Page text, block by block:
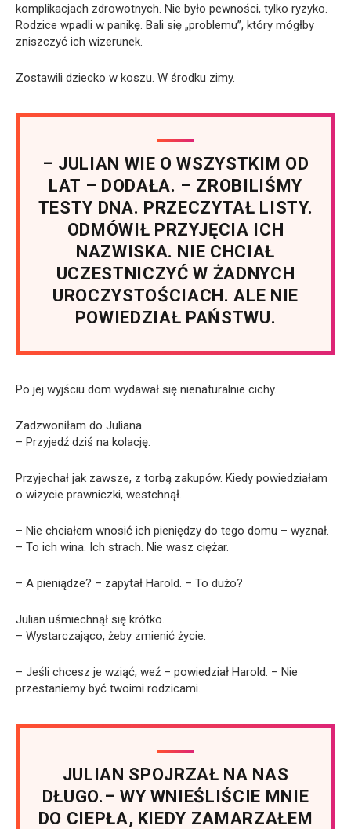
komplikacjach zdrowotnych. Nie było pewności, tylko ryzyko.
Rodzice wpadli w panikę. Bali się „problemu”, który mógłby
zniszczyć ich wizerunek.
Zostawili dziecko w koszu. W środku zimy.
– JULIAN WIE O WSZYSTKIM OD
LAT – DODAŁA. – ZROBILIŚMY
TESTY DNA. PRZECZYTAŁ LISTY.
ODMÓWIŁ PRZYJĘCIA ICH
NAZWISKA. NIE CHCIAŁ
UCZESTNICZYĆ W ŻADNYCH
UROCZYSTOŚCIACH. ALE NIE
POWIEDZIAŁ PAŃSTWU.
Po jej wyjściu dom wydawał się nienaturalnie cichy.
Zadzwoniłam do Juliana.
– Przyjedź dziś na kolację.
Przyjechał jak zawsze, z torbą zakupów. Kiedy powiedziałam
o wizycie prawniczki, westchnął.
– Nie chciałem wnosić ich pieniędzy do tego domu – wyznał.
– To ich wina. Ich strach. Nie wasz ciężar.
– A pieniądze? – zapytał Harold. – To dużo?
Julian uśmiechnął się krótko.
– Wystarczająco, żeby zmienić życie.
– Jeśli chcesz je wziąć, weź – powiedział Harold. – Nie
przestaniemy być twoimi rodzicami.
JULIAN SPOJRZAŁ NA NAS
DŁUGO.– WY WNIEŚLIŚCIE MNIE
DO CIEPŁA, KIEDY ZAMARZAŁEM